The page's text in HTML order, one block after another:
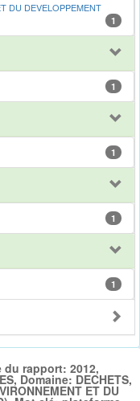
DU DEVELOPPEMENT
1
1
1
1
1
du rapport: 2012,
Domaine: DECHETS,
ET DU